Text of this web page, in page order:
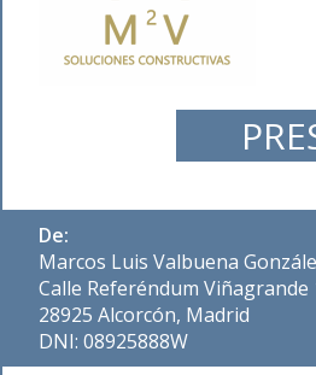
De:
Marcos Luis Valbuena
Calle Referéndum Viñagrande
28925 Alcorcón, Madrid
DNI: 08925888W